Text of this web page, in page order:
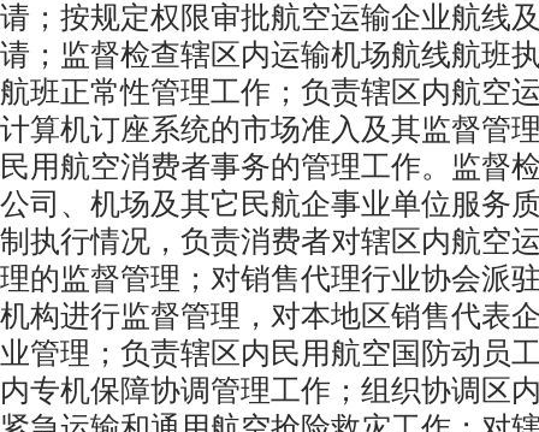
请；按规定权限审批航空运输企业航线
请；监督检查辖区内运输机场航线航班
航班正常性管理工作；负责辖区内航空
计算机订座系统的市场准入及其监督管
民用航空消费者事务的管理工作。监督
公司、机场及其它民航企事业单位服务
制执行情况，负责消费者对辖区内航空
理的监督管理；对销售代理行业协会派
机构进行监督管理，对本地区销售代表
业管理；负责辖区内民用航空国防动员
内专机保障协调管理工作；组织协调区